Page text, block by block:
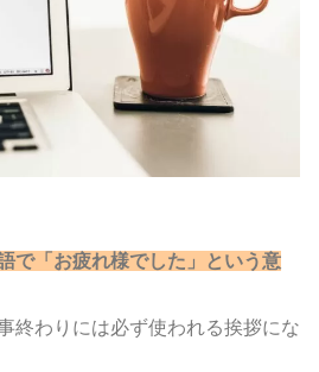
で「お疲れ様でした」という意
終わりには必ず使われる挨拶にな